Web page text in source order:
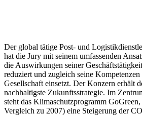
Der global tätige Post- und
hat die Jury mit seinem umfassenden
die Auswirkungen seiner
reduziert und zugleich seine
Gesellschaft einsetzt. Der Konzern erhält
nachhaltigste Zukunftsstrategie. Im
steht das Klimaschutzprogramm
Vergleich zu 2007) eine Steigerung der